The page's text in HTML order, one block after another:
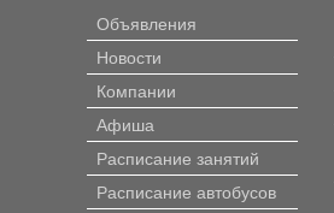
Объявления
Новости
Компании
Афиша
Расписание занятий
Расписание автобусов